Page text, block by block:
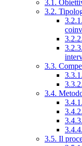
3.1.
3.2.
3.3.
3.4.
3.5. Il